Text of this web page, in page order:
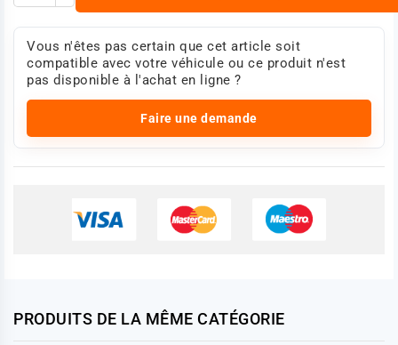
Vous n'êtes pas certain que cet article soit
compatible avec votre véhicule ou ce produit n'est
pas disponible à l'achat en ligne ?
Faire une demande
PRODUITS DE LA MÊME CATÉGORIE